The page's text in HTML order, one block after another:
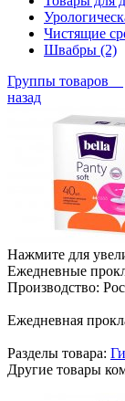
Чистящие
Швабры (2)
Группы товаров
назад
Нажмите для
Ежедневные
Производство:
Ежедневная
Разделы товара:
Другие товары